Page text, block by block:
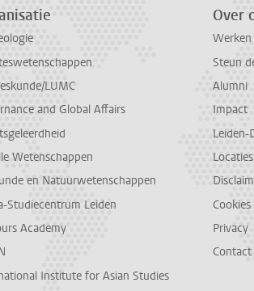
LUMC
and Global Affairs
Wetenschappen
en Natuurwetenschappen
Studiecentrum Leiden
Academy
Institute for Asian Studies
Over
Steun
Alumni
Impact
Leiden-
Locaties
Cookies
Privacy
Contact